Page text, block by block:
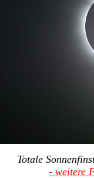
Totale
- weitere